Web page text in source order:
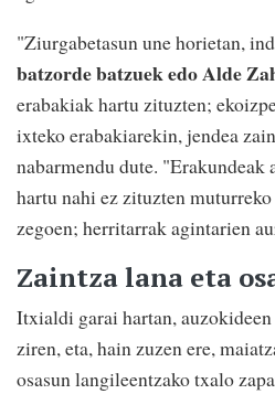
"Ziurgabetasun une horietan,
batzorde batzuek edo Alde
erabakiak hartu zituzten;
ixteko erabakiarekin, jendea
nabarmendu dute. "Erakundeak
hartu nahi ez zituzten
zegoen; herritarrak agintarien
Zaintza lana eta
Itxialdi garai hartan,
ziren, eta, hain zuzen ere,
osasun langileentzako txalo